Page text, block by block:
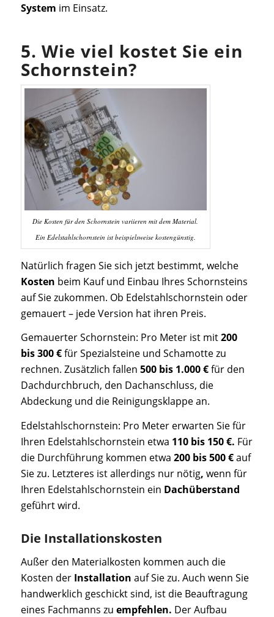
System im Einsatz.
5. Wie viel kostet Sie ein
Schornstein?
Die Kosten für den Schornstein variieren mit dem Material.
Ein Edelstahlschornstein ist beispielsweise kostengünstig.
Natürlich fragen Sie sich jetzt bestimmt, welche
Kosten beim Kauf und Einbau Ihres Schornsteins
auf Sie zukommen. Ob Edelstahlschornstein oder
gemauert – jede Version hat ihren Preis.
Gemauerter Schornstein: Pro Meter ist mit200
bis 300 €für Spezialsteine und Schamotte zu
rechnen. Zusätzlich fallen 500 bis 1.000 €für den
Dachdurchbruch, den Dachanschluss, die
Abdeckung und die Reinigungsklappe an.
Edelstahlschornstein: Pro Meter erwarten Sie für
Ihren Edelstahlschornstein etwa 110 bis 150 €. Für
die Durchführung kommen etwa 200 bis 500 €auf
Sie zu. Letzteres ist allerdings nur nötig, wenn für
Ihren Edelstahlschornstein ein Dachüberstand
geführt wird.
Die Installationskosten
Außer den Materialkosten kommen auch die
Kosten derInstallation auf Sie zu. Auch wenn Sie
handwerklich geschickt sind, ist die Beauftragung
eines Fachmanns zu empfehlen. Der Aufbau